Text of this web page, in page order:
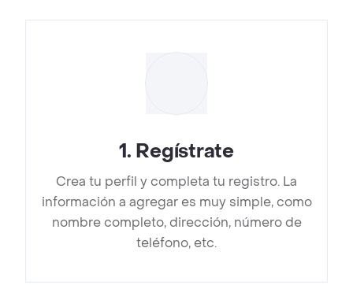
1. Regístrate
Crea tu perfil y completa tu registro. La
información a agregar es muy simple, como
nombre completo, dirección, número de
teléfono, etc.